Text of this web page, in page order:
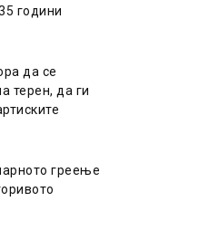
години
да се
терен, да ги
греење